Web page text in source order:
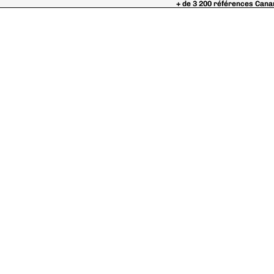
+ de 3 200 références
+ de 3 200 références